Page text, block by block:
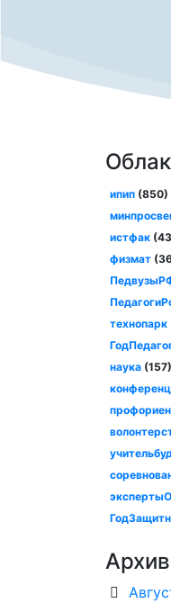
ипип(850)
истфак
физмат
технопарк
наука(157)